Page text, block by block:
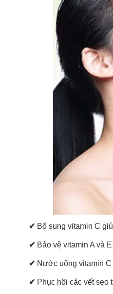
✔ Bổ sung vitamin C
✔ Bảo vệ vitamin A và
✔ Nước uống vitamin
✔ Phục hồi các vết sẹo